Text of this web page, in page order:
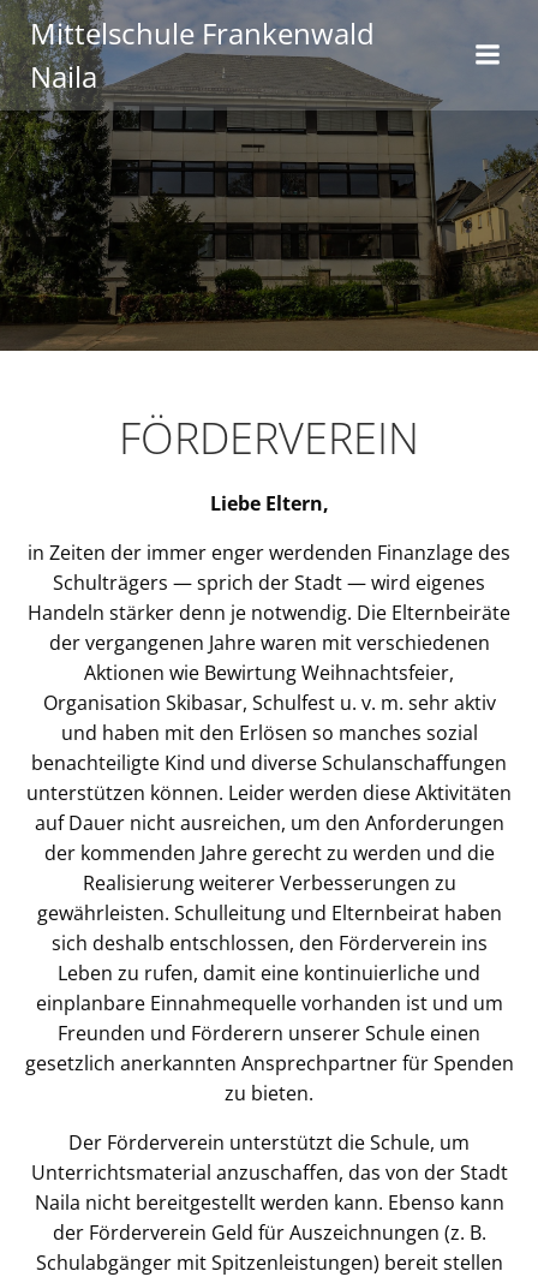
Inhalt
springen
Mittelschule Frankenwald
Naila
FÖRDERVEREIN
Liebe Eltern,
in Zeiten der immer enger werdenden Finanzlage des
Schulträgers — sprich der Stadt — wird eigenes
Handeln stärker denn je notwendig. Die Elternbeiräte
der vergangenen Jahre waren mit verschiedenen
Aktionen wie Bewirtung Weihnachtsfeier,
Organisation Skibasar, Schulfest u. v. m. sehr aktiv
und haben mit den Erlösen so manches sozial
benachteiligte Kind und diverse Schulanschaffungen
unterstützen können. Leider werden diese Aktivitäten
auf Dauer nicht ausreichen, um den Anforderungen
der kommenden Jahre gerecht zu werden und die
Realisierung weiterer Verbesserungen zu
gewährleisten. Schulleitung und Elternbeirat haben
sich deshalb entschlossen, den Förderverein ins
Leben zu rufen, damit eine kontinuierliche und
einplanbare Einnahmequelle vorhanden ist und um
Freunden und Förderern unserer Schule einen
gesetzlich anerkannten Ansprechpartner für Spenden
zu bieten.
Der Förderverein unterstützt die Schule, um
Unterrichtsmaterial anzuschaffen, das von der Stadt
Naila nicht bereitgestellt werden kann. Ebenso kann
der Förderverein Geld für Auszeichnungen (z. B.
Schulabgänger mit Spitzenleistungen) bereit stellen